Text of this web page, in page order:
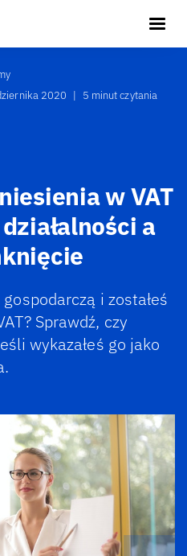
2020 | 5 minut czytania
w VAT
a
i zostałeś
Sprawdź, czy
wykazałeś go jako